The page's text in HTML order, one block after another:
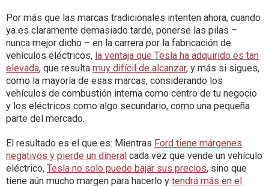
Por más que las marcas tradicionales intenten ahora, cuando
ya es claramente demasiado tarde, ponerse las pilas –
nunca mejor dicho – en la carrera por la fabricación de
vehículos eléctricos, la ventaja que Tesla ha adquirido es tan
elevada, que resulta muy difícil de alcanzar, y más si sigues,
como la mayoría de esas marcas, considerando los
vehículos de combustión interna como centro de tu negocio
y los eléctricos como algo secundario, como una pequeña
parte del mercado.
El resultado es el que es: Mientras Ford tiene márgenes
negativos y pierde un dineral cada vez que vende un vehículo
eléctrico, Tesla no solo puede bajar sus precios, sino que
tiene aún mucho margen para hacerlo y tendrá más en el